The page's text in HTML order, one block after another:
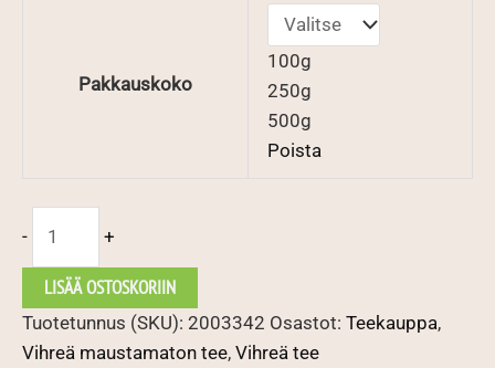
Pakkauskoko
100g
250g
500g
Poista
-
Long
Tseng
määrä
+
LISÄÄ OSTOSKORIIN
Tuotetunnus (SKU): 2003342 Osastot: Teekauppa,
Vihreä maustamaton tee, Vihreä tee